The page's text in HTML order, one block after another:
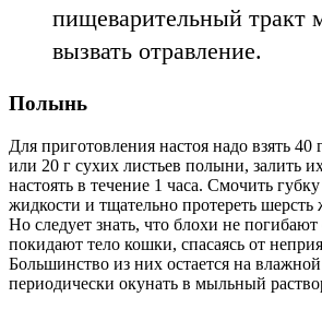
пищеварительный тракт
вызвать отравление.
Полынь
Для приготовления настоя надо взять
или 20 г сухих листьев полыни, залить
настоять в течение 1 часа. Смочить
жидкости и тщательно протереть шерсть
Но следует знать, что блохи не
покидают тело кошки, спасаясь от
Большинство из них остается на
периодически окунать в мыльный